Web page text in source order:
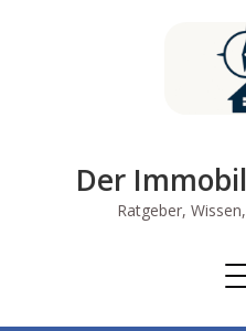
Der
Ratgeber,